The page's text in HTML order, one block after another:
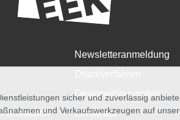
Umtausch
Newsletteranmeldung
Designer*in werden
Zertifikate
sicher und zuverlässig
und Verkaufswerkzeugen auf